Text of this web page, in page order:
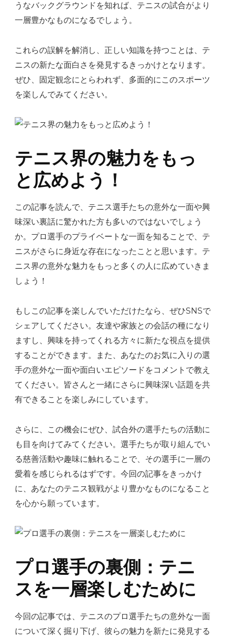
うなバックグラウンドを知れば、テニスの試合がより
一層豊かなものになるでしょう。
これらの誤解を解消し、正しい知識を持つことは、テ
ニスの新たな面白さを発見するきっかけとなります。
ぜひ、固定観念にとらわれず、多面的にこのスポーツ
を楽しんでみてください。
テニス界の魅力をもっ
と広めよう！
この記事を読んで、テニス選手たちの意外な一面や興
味深い裏話に驚かれた方も多いのではないでしょう
か。プロ選手のプライベートな一面を知ることで、テ
ニスがさらに身近な存在になったことと思います。テ
ニス界の意外な魅力をもっと多くの人に広めていきま
しょう！
もしこの記事を楽しんでいただけたなら、ぜひSNSで
シェアしてください。友達や家族との会話の種になり
ますし、興味を持ってくれる方々に新たな視点を提供
することができます。また、あなたのお気に入りの選
手の意外な一面や面白いエピソードをコメントで教え
てください。皆さんと一緒にさらに興味深い話題を共
有できることを楽しみにしています。
さらに、この機会にぜひ、試合外の選手たちの活動に
も目を向けてみてください。選手たちが取り組んでい
る慈善活動や趣味に触れることで、その選手に一層の
愛着を感じられるはずです。今回の記事をきっかけ
に、あなたのテニス観戦がより豊かなものになること
を心から願っています。
プロ選手の裏側：テニ
スを一層楽しむために
今回の記事では、テニスのプロ選手たちの意外な一面
について深く掘り下げ、彼らの魅力を新たに発見する